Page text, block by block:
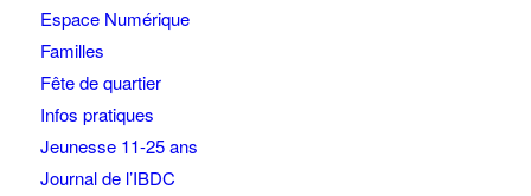
Espace Numérique
Familles
Fête de quartier
Infos pratiques
Jeunesse 11-25 ans
Journal de l’IBDC